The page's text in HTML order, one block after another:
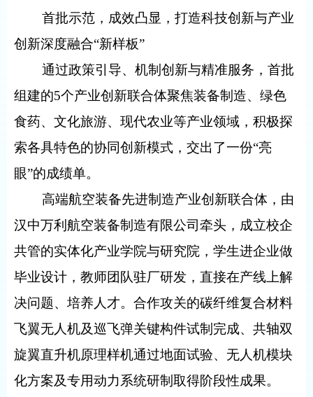
首批示范，成效凸显，打造科技创新与产业
创新深度融合“新样板”
通过政策引导、机制创新与精准服务，首批
组建的5个产业创新联合体聚焦装备制造、绿色
食药、文化旅游、现代农业等产业领域，积极探
索各具特色的协同创新模式，交出了一份“亮
眼”的成绩单。
高端航空装备先进制造产业创新联合体，由
汉中万利航空装备制造有限公司牵头，成立校企
共管的实体化产业学院与研究院，学生进企业做
毕业设计，教师团队驻厂研发，直接在产线上解
决问题、培养人才。合作攻关的碳纤维复合材料
飞翼无人机及巡飞弹关键构件试制完成、共轴双
旋翼直升机原理样机通过地面试验、无人机模块
化方案及专用动力系统研制取得阶段性成果。